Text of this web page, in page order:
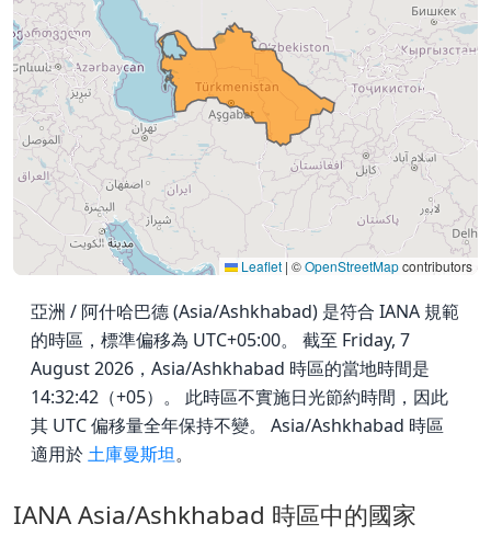
Leaflet | ©OpenStreetMapcontributors
亞洲 / 阿什哈巴德 (Asia/Ashkhabad) 是符合 IANA 規範
的時區，標準偏移為 UTC+05:00。 截至 Friday, 7
August 2026，Asia/Ashkhabad 時區的當地時間是
14:32:42（+05）。 此時區不實施日光節約時間，因此
其 UTC 偏移量全年保持不變。 Asia/Ashkhabad 時區
適用於土庫曼斯坦。
IANA Asia/Ashkhabad 時區中的國家